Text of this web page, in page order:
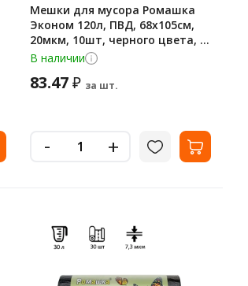
Мешки для мусора Ромашка
Эконом 120л, ПВД, 68х105см,
20мкм, 10шт, черного цвета, в
рулоне
В наличии
83.47₽ за шт.
- +